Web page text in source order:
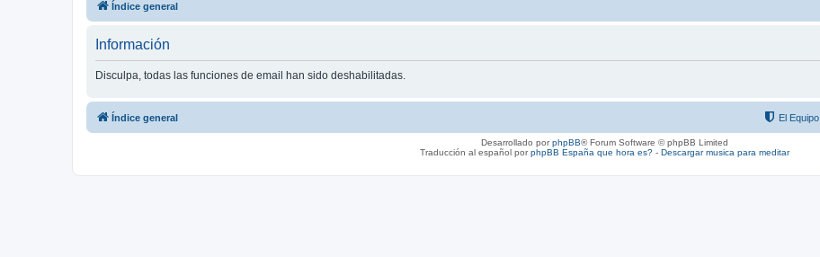
Índice general
Información
Disculpa, todas las funciones de email han sido deshabilitadas.
Índice general El Equipo
Desarrollado porphpBB® Forum Software © phpBB Limited
Traducción al español porphpBB España que hora es?- Descargar musica para meditar